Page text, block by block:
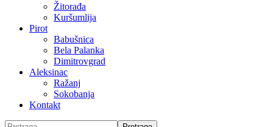
Žitorađa
Kuršumlija
Pirot
Babušnica
Bela Palanka
Dimitrovgrad
Aleksinac
Ražanj
Sokobanja
Kontakt